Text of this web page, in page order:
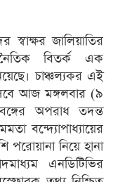
স্বাক্ষর জালিয়াতির
বিতর্ক এক
চাঞ্চল্যকর এই
আজ মঙ্গলবার (৯
অপরাধ তদন্ত
বন্দ্যোপাধ্যায়ের
পরোয়ানা নিয়ে হানা
এনডিটিভির